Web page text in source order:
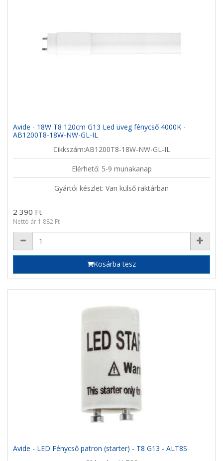
Avide - 18W T8 120cm G13 Led üveg fénycső 4000K -
AB1200T8-18W-NW-GL-IL
Cikkszám:AB1200T8-18W-NW-GL-IL
Elérhető: 5-9 munakanap
Gyártói készlet: Van külső raktárban
2 390 Ft
Nettó ár:1 882 Ft
Kosárba tesz
Avide - LED Fénycső patron (starter) - T8 G13 - ALT8S